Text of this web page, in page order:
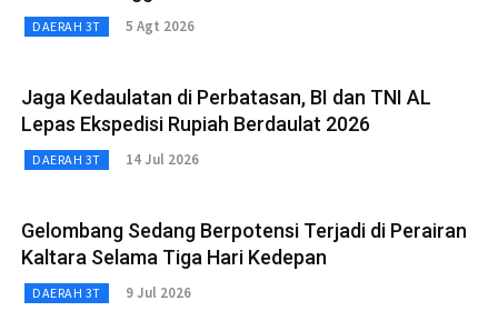
DAERAH 3T 5 Agt 2026
Jaga Kedaulatan di Perbatasan, BI dan TNI AL
Lepas Ekspedisi Rupiah Berdaulat 2026
DAERAH 3T 14 Jul 2026
Gelombang Sedang Berpotensi Terjadi di Perairan
Kaltara Selama Tiga Hari Kedepan
DAERAH 3T 9 Jul 2026